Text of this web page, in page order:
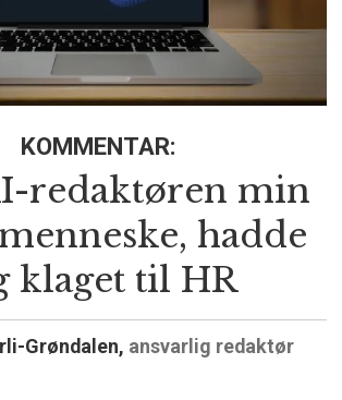
KOMMENTAR:
redaktøren min
hadde
klaget til HR
Grøndalen, ansvarlig redaktør